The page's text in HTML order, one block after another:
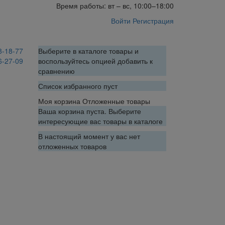
Время работы: вт – вс, 10:00–18:00
Войти Регистрация
18-77
27-09
Выберите в каталоге товары и
воспользуйтесь опцией добавить к
сравнению
Список избранного пуст
Моя корзина Отложенные товары
Ваша корзина пуста. Выберите
интересующие вас товары в каталоге
В настоящий момент у вас нет
отложенных товаров